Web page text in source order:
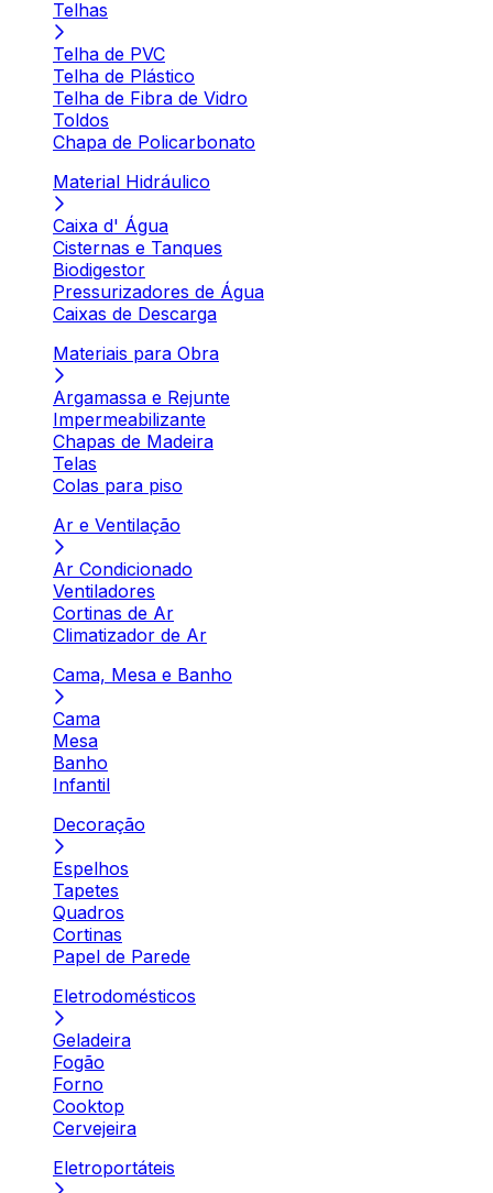
Telhas
Telha de PVC
Telha de Plástico
Telha de Fibra de Vidro
Toldos
Chapa de Policarbonato
Material Hidráulico
Caixa d' Água
Cisternas e Tanques
Biodigestor
Pressurizadores de Água
Caixas de Descarga
Materiais para Obra
Argamassa e Rejunte
Impermeabilizante
Chapas de Madeira
Telas
Colas para piso
Ar e Ventilação
Ar Condicionado
Ventiladores
Cortinas de Ar
Climatizador de Ar
Cama, Mesa e Banho
Cama
Mesa
Banho
Infantil
Decoração
Espelhos
Tapetes
Quadros
Cortinas
Papel de Parede
Eletrodomésticos
Geladeira
Fogão
Forno
Cooktop
Cervejeira
Eletroportáteis